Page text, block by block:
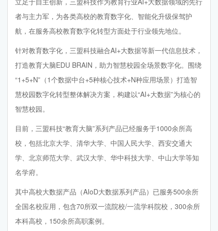
者与主力军，为各类高校的教育数字化、智能化升级保驾护
航，在服务高校教育数字化转型方面处于行业领先地位。
针对教育数字化，三盟科技融合AI+大数据等新一代信息技术，
打造教育大脑EDU BRAIN，助力智慧校园全场景数字化。围绕
“1+5+N”（1个数据中台+5种核心技术+N种应用场景）打造智
慧校园数字化转型整体解决方案，构建以“AI+大数据”为核心的
智慧校园。
目前，三盟科技“教育大脑”系列产品已经服务于1000余所高
校，包括北京大学、清华大学、中国人民大学、西安交通大
学、北京师范大学、武汉大学、华中科技大学、中山大学等知
名学府。
其中高校大数据产品（AIoD大数据系列产品）已服务500余所
全国名校应用，包含70所双一流院校/一流学科院校，300余所
本科高校，150余所高职案例。